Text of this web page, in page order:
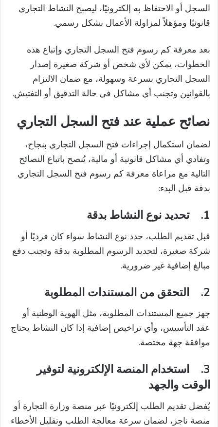
السجل أو الاحتفاظ به إلكترونيًا، ليصبح النشاط التجاري
قانونيًا ومؤهلاً لمزاولة الأعمال بشكل رسمي.
بعد معرفة كم رسوم فتح السجل التجاري وإتباع هذه
الخطوات، يمكن لأي شخص أو شركة صغيرة إصدار
السجل التجاري بسرعة وسهولة، مع ضمان الالتزام
بالقوانين وتجنب أي مشاكل في حالة التدقيق أو التفتيش.
نصائح عملية عند فتح السجل التجاري
لضمان استكمال إجراءات فتح السجل التجاري بنجاح،
وتفادي أي مشاكل قانونية أو مالية، يُنصح باتباع النصائح
التالية مع مراعاة معرفة كم رسوم فتح السجل التجاري
بدقة قبل البدء:
1. تحديد نوع النشاط بدقة
قبل تقديم الطلب، حدد نوع النشاط سواء كان فرديًا أو
شركة صغيرة، لتحديد الرسوم المطلوبة بدقة وتجنب دفع
مبالغ إضافية غير ضرورية.
2. التحقق من المستندات المطلوبة
جهز جميع المستندات المطلوبة، مثل الهوية الوطنية أو
عقد التأسيس، وأي تراخيص إضافية إذا كان النشاط يحتاج
موافقة جهة مختصة.
3.
استخدام المنصة الإلكترونية لتوفير
الوقت والجهد
يُفضل تقديم الطلب إلكترونيًا عبر منصة وزارة التجارة أو
منصة ناجز، لضمان سرعة معالجة الطلب وتقليل الأخطاء